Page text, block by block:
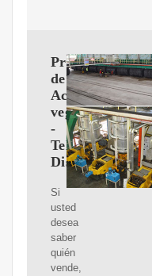
Proveedores
de
Aceite
vegetal
-
Teléfonos,
Distribuidores
Si
usted
desea
saber
quién
vende,